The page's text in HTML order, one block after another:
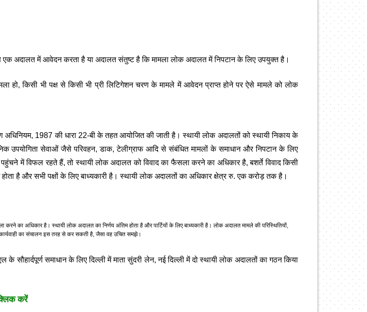
से एक अदालत में आवेदन करता है या अदालत संतुष्ट है कि मामला लोक अदालत में निपटान के लिए उपयुक्त है।
हो, किसी भी पक्ष से किसी भी प्री लिटिगेशन चरण के मामले में आवेदन प्राप्त होने पर ऐसे मामले को लोक
1987 की धारा 22-बी के तहत आयोजित की जाती है। स्थायी लोक अदालतों को स्थायी निकाय के
उपयोगिता सेवाओं जैसे परिवहन, डाक, टेलीग्राफ आदि से संबंधित मामलों के समाधान और निपटान के लिए
में विफल रहते हैं, तो स्थायी लोक अदालत को विवाद का फैसला करने का अधिकार है, बशर्ते विवाद किसी
है और सभी पक्षों के लिए बाध्यकारी है। स्थायी लोक अदालतों का अधिकार क्षेत्र रु. एक करोड़ तक है।
का अधिकार है। स्थायी लोक अदालत का निर्णय अंतिम होता है और पार्टियों के लिए बाध्यकारी है। लोक अदालत मामले की परिस्थितियों,
का संचालन इस तरह से कर सकती है, जैसा वह उचित समझे।
सौहार्दपूर्ण समाधान के लिए दिल्ली में माता सुंदरी लेन, नई दिल्ली में दो स्थायी लोक अदालतों का गठन किया
करें